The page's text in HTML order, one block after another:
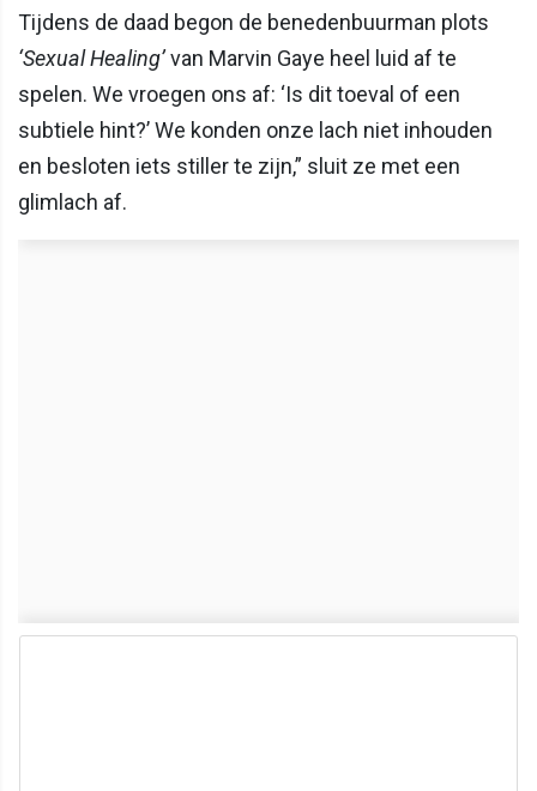
Tijdens de daad begon de benedenbuurman plots
‘Sexual Healing’van Marvin Gaye heel luid af te
spelen. We vroegen ons af: ‘Is dit toeval of een
subtiele hint?’ We konden onze lach niet inhouden
en besloten iets stiller te zijn,” sluit ze met een
glimlach af.